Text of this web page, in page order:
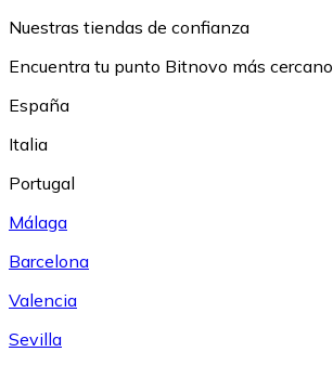
Nuestras tiendas de confianza
Encuentra tu punto Bitnovo más cercano
España
Italia
Portugal
Málaga
Barcelona
Valencia
Sevilla